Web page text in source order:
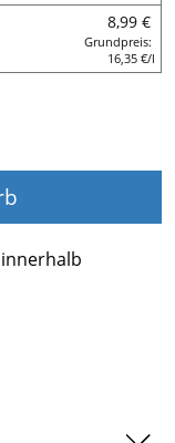
8,99 €
Grundpreis:
16,35 €/l